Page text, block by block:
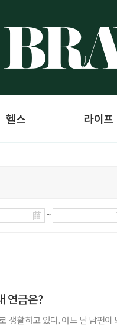
헬스 라이프
~
연금은?
생활하고 있다. 어느 날 남편